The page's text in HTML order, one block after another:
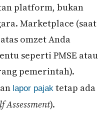
platform, bukan
Marketplace (saat
omzet Anda
seperti PMSE atau
pemerintah).
lapor pajak tetap ada
Assessment).